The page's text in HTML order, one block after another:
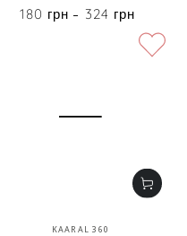
Цена
180 грн 324 грн
Бренд:
KAARAL 360